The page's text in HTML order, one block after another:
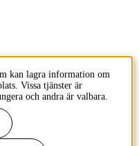
kan lagra information om
Vissa tjänster är
och andra är valbara.